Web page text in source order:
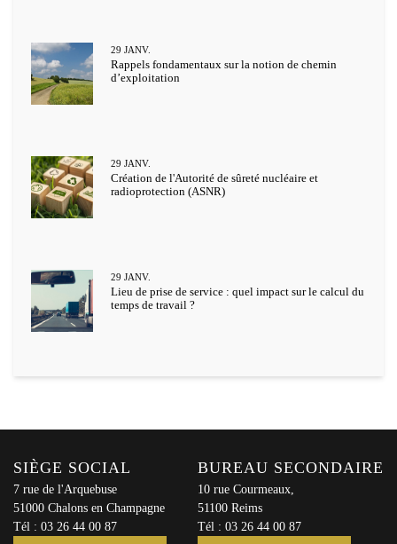
Rappels fondamentaux sur la notion de chemin
d’exploitation
29 JANV.
Création de l'Autorité de sûreté nucléaire et
radioprotection (ASNR)
29 JANV.
Lieu de prise de service : quel impact sur le calcul du
temps de travail ?
29 JANV.
SIÈGE SOCIAL
7 rue de l'Arquebuse
51000 Chalons en Champagne
Tél : 03 26 44 00 87
BUREAU SECONDAIRE
10 rue Courmeaux,
51100 Reims
Tél : 03 26 44 00 87